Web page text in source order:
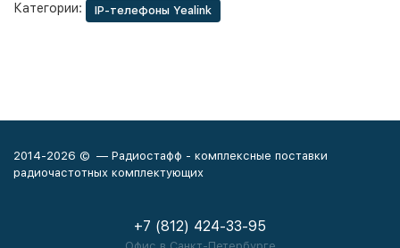
Категории: IP-телефоны Yealink
2014-2026 © — Радиостафф - комплексные поставки
радиочастотных комплектующих
+7 (812) 424-33-95